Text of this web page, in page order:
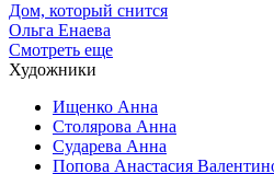
Дом, который снится
Ольга Енаева
Смотреть еще
Художники
Ищенко Анна
Столярова Анна
Сударева Анна
Попова Анастасия